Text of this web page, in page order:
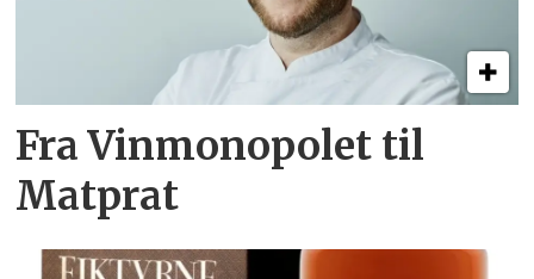
Fra Vinmonopolet til
Matprat